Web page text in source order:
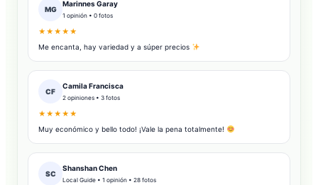
MG
Marinnes Garay
1 opinión • 0 fotos
★★★★★
Me encanta, hay variedad y a súper precios
CF
Camila Francisca
2 opiniones • 3 fotos
★★★★★
Muy económico y bello todo! ¡Vale la pena totalmente!
SC
Shanshan Chen
Local Guide • 1 opinión • 28 fotos